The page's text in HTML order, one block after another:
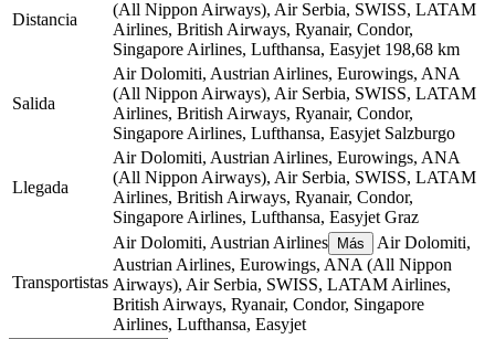
Distancia
(All Nippon Airways), Air Serbia, SWISS, LATAM
Airlines, British Airways, Ryanair, Condor,
Singapore Airlines, Lufthansa, Easyjet 198,68 km
Salida
Air Dolomiti, Austrian Airlines, Eurowings, ANA
(All Nippon Airways), Air Serbia, SWISS, LATAM
Airlines, British Airways, Ryanair, Condor,
Singapore Airlines, Lufthansa, Easyjet Salzburgo
Llegada
Air Dolomiti, Austrian Airlines, Eurowings, ANA
(All Nippon Airways), Air Serbia, SWISS, LATAM
Airlines, British Airways, Ryanair, Condor,
Singapore Airlines, Lufthansa, Easyjet Graz
Transportistas
Air Dolomiti, Austrian Airlines Más
Air Dolomiti,
Austrian Airlines, Eurowings, ANA (All Nippon
Airways), Air Serbia, SWISS, LATAM Airlines,
British Airways, Ryanair, Condor, Singapore
Airlines, Lufthansa, Easyjet
©CARTO, ©